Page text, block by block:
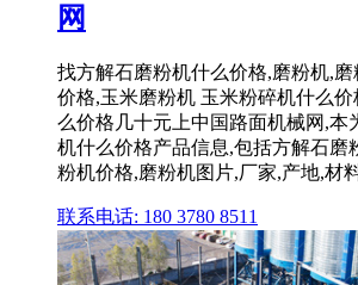
网
找方解石磨粉机什么价格,磨粉机,
价格,玉米磨粉机 玉米粉碎机什么
么价格几十元上中国路面机械网,本
机什么价格产品信息,包括方解石磨
粉机价格,磨粉机图片,厂家,产地,材
联系电话: 180 3780 8511